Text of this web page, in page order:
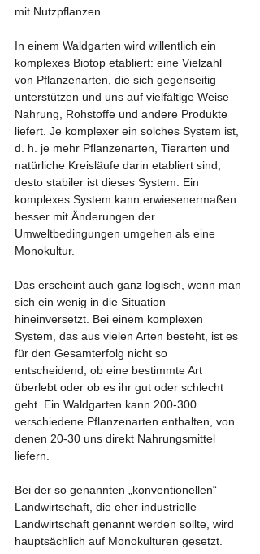
mit Nutzpflanzen.
In einem Waldgarten wird willentlich ein
komplexes Biotop etabliert: eine Vielzahl
von Pflanzenarten, die sich gegenseitig
unterstützen und uns auf vielfältige Weise
Nahrung, Rohstoffe und andere Produkte
liefert. Je komplexer ein solches System ist,
d. h. je mehr Pflanzenarten, Tierarten und
natürliche Kreisläufe darin etabliert sind,
desto stabiler ist dieses System. Ein
komplexes System kann erwiesenermaßen
besser mit Änderungen der
Umweltbedingungen umgehen als eine
Monokultur.
Das erscheint auch ganz logisch, wenn man
sich ein wenig in die Situation
hineinversetzt. Bei einem komplexen
System, das aus vielen Arten besteht, ist es
für den Gesamterfolg nicht so
entscheidend, ob eine bestimmte Art
überlebt oder ob es ihr gut oder schlecht
geht. Ein Waldgarten kann 200-300
verschiedene Pflanzenarten enthalten, von
denen 20-30 uns direkt Nahrungsmittel
liefern.
Bei der so genannten „konventionellen“
Landwirtschaft, die eher industrielle
Landwirtschaft genannt werden sollte, wird
hauptsächlich auf Monokulturen gesetzt.